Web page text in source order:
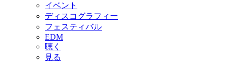
イベント
ディスコグラフィー
フェスティバル
EDM
聴く
見る